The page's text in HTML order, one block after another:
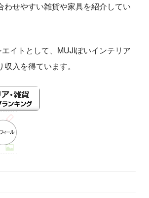
わせやすい雑貨や家具を紹介してい
イトとして、MUJIぽいインテリア
入を得ています。